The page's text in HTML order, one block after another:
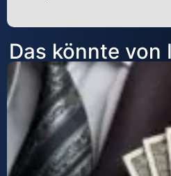
Alternative:
Das könnte von